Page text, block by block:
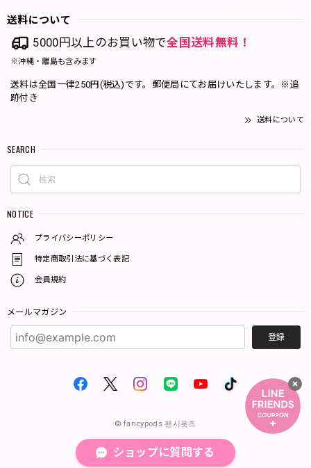
送料について
5000円以上のお買い物で全国送料無料！
※沖縄・離島も含みます
送料は全国一律250円(税込)です。郵便局にてお届けいたします。※追
跡付き
送料について
SEARCH
NOTICE
プライバシーポリシー
特定商取引法に基づく表記
会員規約
メールマガジン
登録
© fancypods 팬시폿즈
ショップに質問する